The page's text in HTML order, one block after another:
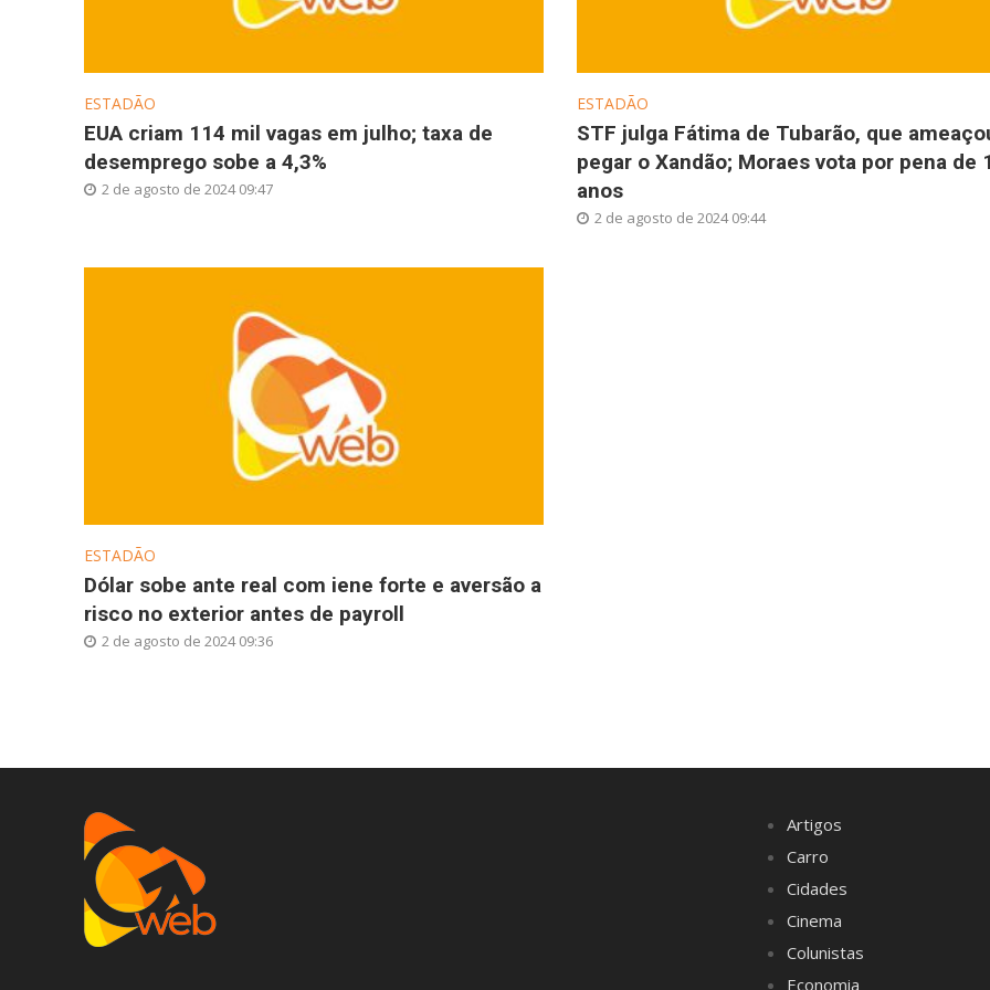
ESTADÃO
EUA criam 114 mil vagas em julho; taxa de
desemprego sobe a 4,3%
2 de agosto de 2024 09:47
ESTADÃO
STF julga Fátima de Tubarão, que
pegar o Xandão; Moraes vota por pena de
anos
2 de agosto de 2024 09:44
ESTADÃO
Dólar sobe ante real com iene forte e aversão a
risco no exterior antes de payroll
2 de agosto de 2024 09:36
Artigos
Carro
Cidades
Cinema
Colunistas
Economia